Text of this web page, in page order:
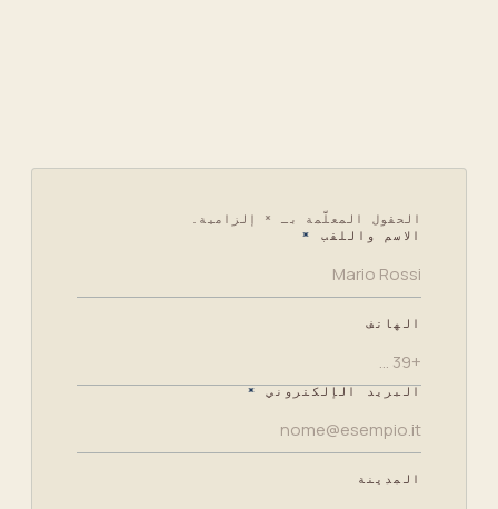
Leave
empty
الحقول المعلَّمة بـ * إلزامية.
الاسم واللقب *
الهاتف
البريد الإلكتروني *
المدينة